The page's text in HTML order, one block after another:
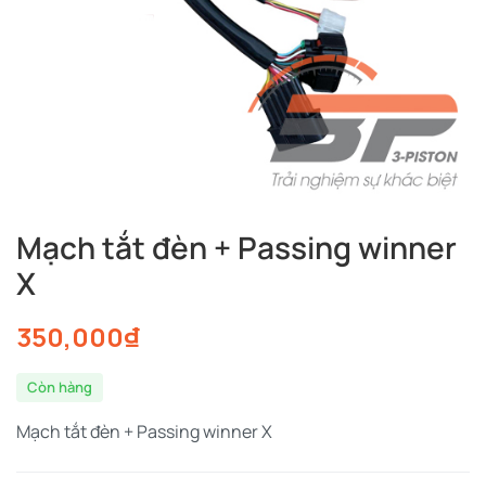
Mạch tắt đèn + Passing winner
X
350,000₫
Còn hàng
Mạch tắt đèn + Passing winner X